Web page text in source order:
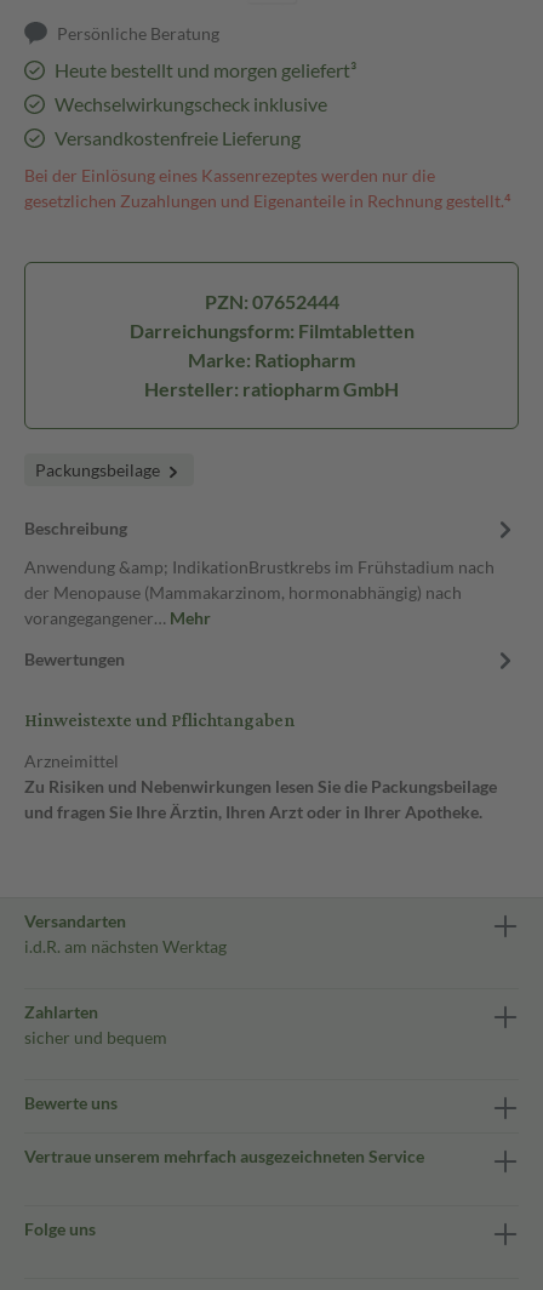
Persönliche Beratung
Heute bestellt und morgen geliefert³
Wechselwirkungscheck inklusive
Versandkostenfreie Lieferung
Bei der Einlösung eines Kassenrezeptes werden nur die
gesetzlichen Zuzahlungen und Eigenanteile in Rechnung gestellt.⁴
PZN: 07652444
Darreichungsform: Filmtabletten
Marke: Ratiopharm
Hersteller: ratiopharm GmbH
Packungsbeilage
Beschreibung
Anwendung &amp; IndikationBrustkrebs im Frühstadium nach
der Menopause (Mammakarzinom, hormonabhängig) nach
vorangegangener… Mehr
Bewertungen
Hinweistexte und Pflichtangaben
Arzneimittel
Zu Risiken und Nebenwirkungen lesen Sie die Packungsbeilage
und fragen Sie Ihre Ärztin, Ihren Arzt oder in Ihrer Apotheke.
Versandarten
i.d.R. am nächsten Werktag
Zahlarten
sicher und bequem
Bewerte uns
Vertraue unserem mehrfach ausgezeichneten Service
Folge uns